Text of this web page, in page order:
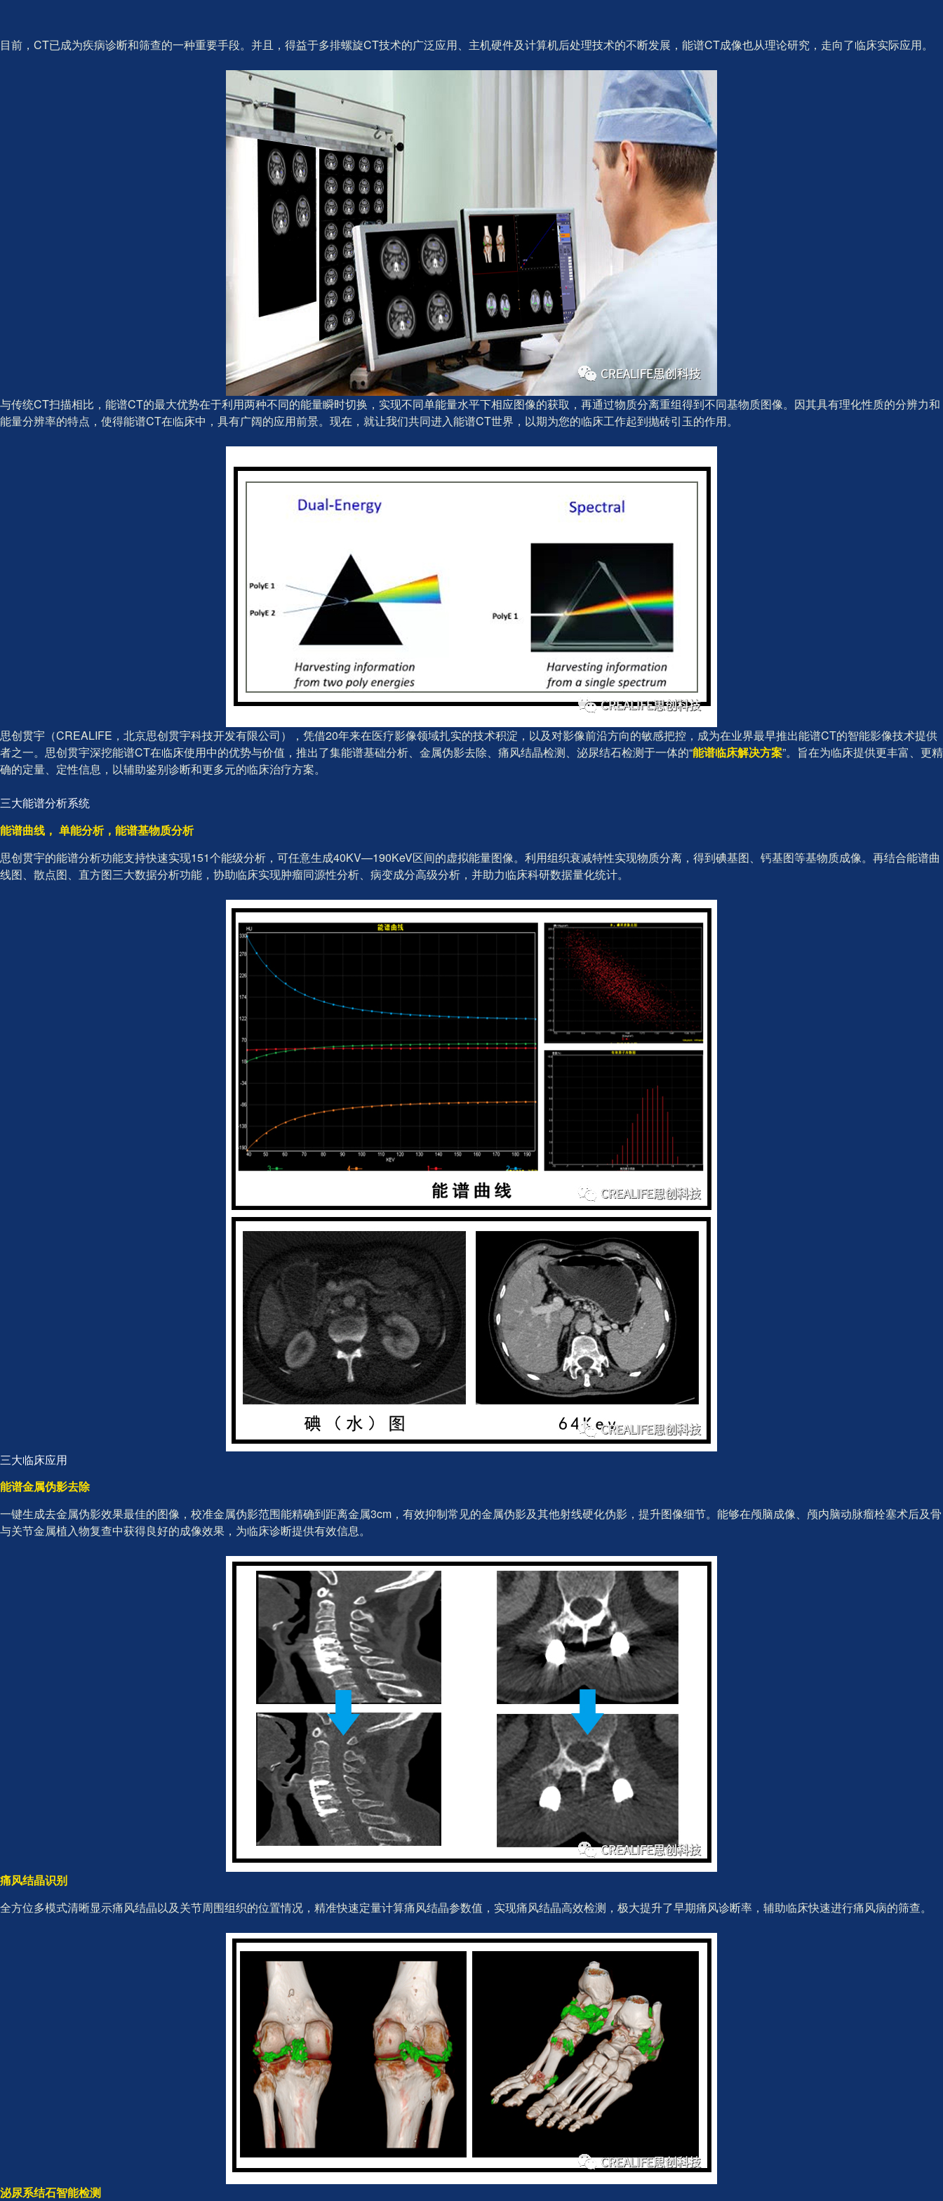
目前，CT已成为疾病诊断和筛查的一种重要手段。并且，得益于多排螺旋CT技术的广泛应用、主机硬件及计算机后处理技术的不断发展，能谱CT成像也从理论研究，走向了临床实际应用。
与传统CT扫描相比，能谱CT的最大优势在于利用两种不同的能量瞬时切换，实现不同单能量水平下相应图像的获取，再通过物质分离重组得到不同基物质图像。因其具有理化性质的分辨力和
能量分辨率的特点，使得能谱CT在临床中，具有广阔的应用前景。现在，就让我们共同进入能谱CT世界，以期为您的临床工作起到抛砖引玉的作用。
思创贯宇（CREALIFE，北京思创贯宇科技开发有限公司），凭借20年来在医疗影像领域扎实的技术积淀，以及对影像前沿方向的敏感把控，成为在业界最早推出能谱CT的智能影像技术提供
者之一。思创贯宇深挖能谱CT在临床使用中的优势与价值，推出了集能谱基础分析、金属伪影去除、痛风结晶检测、泌尿结石检测于一体的“能谱临床解决方案”。旨在为临床提供更丰富、更精
确的定量、定性信息，以辅助鉴别诊断和更多元的临床治疗方案。
三大能谱分析系统
能谱曲线， 单能分析，能谱基物质分析
思创贯宇的能谱分析功能支持快速实现151个能级分析，可任意生成40KV—190KeV区间的虚拟能量图像。利用组织衰减特性实现物质分离，得到碘基图、钙基图等基物质成像。再结合能谱曲
线图、散点图、直方图三大数据分析功能，协助临床实现肿瘤同源性分析、病变成分高级分析，并助力临床科研数据量化统计。
三大临床应用
能谱金属伪影去除
一键生成去金属伪影效果最佳的图像，校准金属伪影范围能精确到距离金属3cm，有效抑制常见的金属伪影及其他射线硬化伪影，提升图像细节。能够在颅脑成像、颅内脑动脉瘤栓塞术后及骨
与关节金属植入物复查中获得良好的成像效果，为临床诊断提供有效信息。
痛风结晶识别
全方位多模式清晰显示痛风结晶以及关节周围组织的位置情况，精准快速定量计算痛风结晶参数值，实现痛风结晶高效检测，极大提升了早期痛风诊断率，辅助临床快速进行痛风病的筛查。
泌尿系结石智能检测